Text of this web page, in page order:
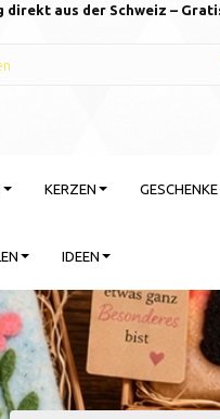
direkt aus der Schweiz –
KERZEN GESCHENKE
IDEEN